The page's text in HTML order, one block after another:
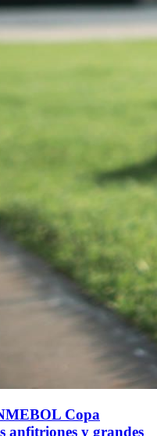
Copa
anfitriones y grandes